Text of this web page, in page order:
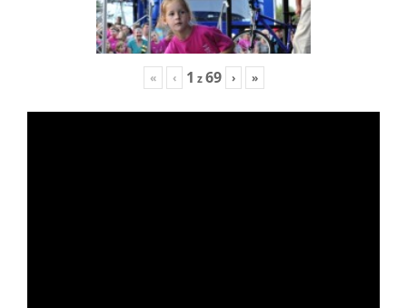
« ‹ 1 z69 › »